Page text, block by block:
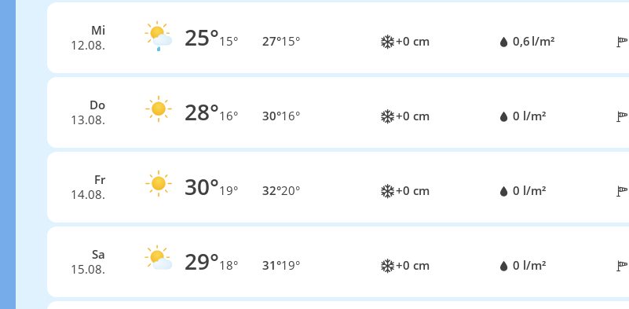
Mi
12.08.
25°15° 27°15° +0 cm 0,6 l/m²
Do
13.08.
28°16° 30°16° +0 cm 0 l/m²
Fr
14.08.
30°19° 32°20° +0 cm 0 l/m²
Sa
15.08.
29°18° 31°19° +0 cm 0 l/m²